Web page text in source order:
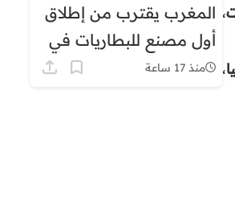
،
،
المغرب يقترب من إطلاق
أول مصنع للبطاريات في
إفريقيا
منذ 17 ساعة